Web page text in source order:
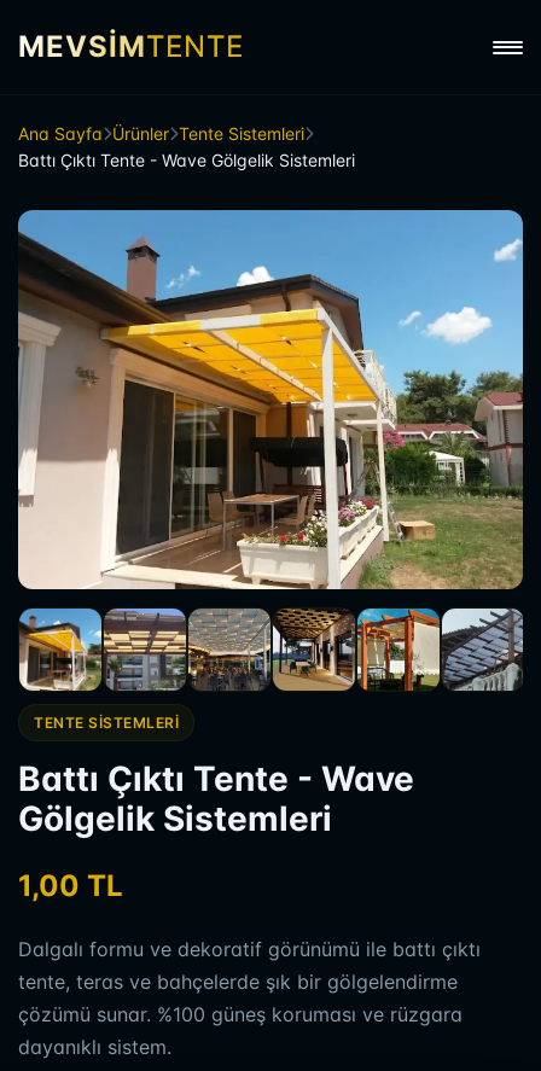
MEVSİMTENTE
Ana Sayfa Ürünler Tente Sistemleri
Battı Çıktı Tente - Wave Gölgelik Sistemleri
TENTE SISTEMLERI
Battı Çıktı Tente - Wave
Gölgelik Sistemleri
1,00 TL
Dalgalı formu ve dekoratif görünümü ile battı çıktı
tente, teras ve bahçelerde şık bir gölgelendirme
çözümü sunar. %100 güneş koruması ve rüzgara
dayanıklı sistem.